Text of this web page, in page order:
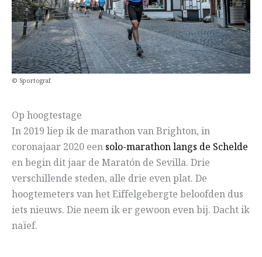
© Sportograf
Op hoogtestage
In 2019 liep ik de marathon van Brighton, in
coronajaar 2020 een solo-marathon langs de Schelde
en begin dit jaar de Maratón de Sevilla. Drie
verschillende steden, alle drie even plat. De
hoogtemeters van het Eiffelgebergte beloofden dus
iets nieuws. Die neem ik er gewoon even bij. Dacht ik
naïef.